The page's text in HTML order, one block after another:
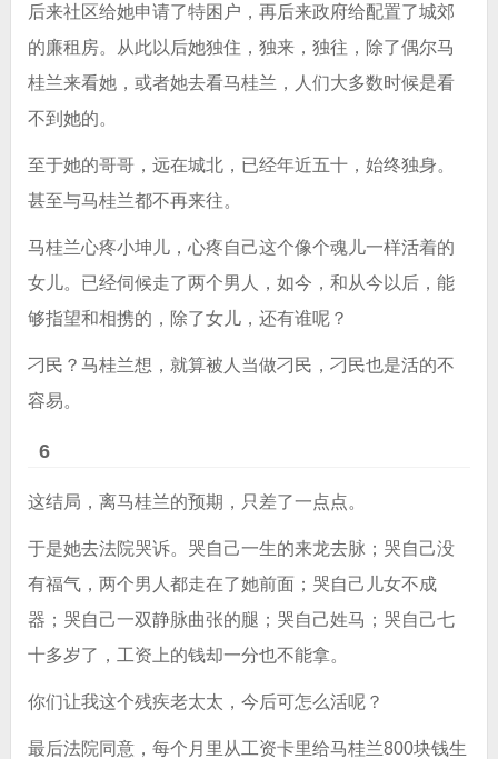
后来社区给她申请了特困户，再后来政府给配置了城郊
的廉租房。从此以后她独住，独来，独往，除了偶尔马
桂兰来看她，或者她去看马桂兰，人们大多数时候是看
不到她的。
至于她的哥哥，远在城北，已经年近五十，始终独身。
甚至与马桂兰都不再来往。
马桂兰心疼小坤儿，心疼自己这个像个魂儿一样活着的
女儿。已经伺候走了两个男人，如今，和从今以后，能
够指望和相携的，除了女儿，还有谁呢？
刁民？马桂兰想，就算被人当做刁民，刁民也是活的不
容易。
6
这结局，离马桂兰的预期，只差了一点点。
于是她去法院哭诉。哭自己一生的来龙去脉；哭自己没
有福气，两个男人都走在了她前面；哭自己儿女不成
器；哭自己一双静脉曲张的腿；哭自己姓马；哭自己七
十多岁了，工资上的钱却一分也不能拿。
你们让我这个残疾老太太，今后可怎么活呢？
最后法院同意，每个月里从工资卡里给马桂兰800块钱生